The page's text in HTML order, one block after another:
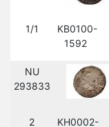
1/1
KB0100-
1592
NU
293833
2
KH0002-